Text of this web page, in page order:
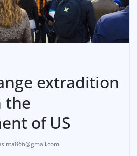
extradition
the
of US